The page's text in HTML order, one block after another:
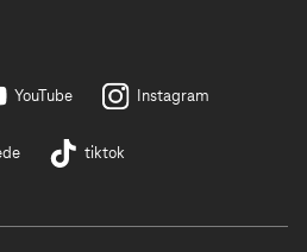
YouTube Instagram
tiktok